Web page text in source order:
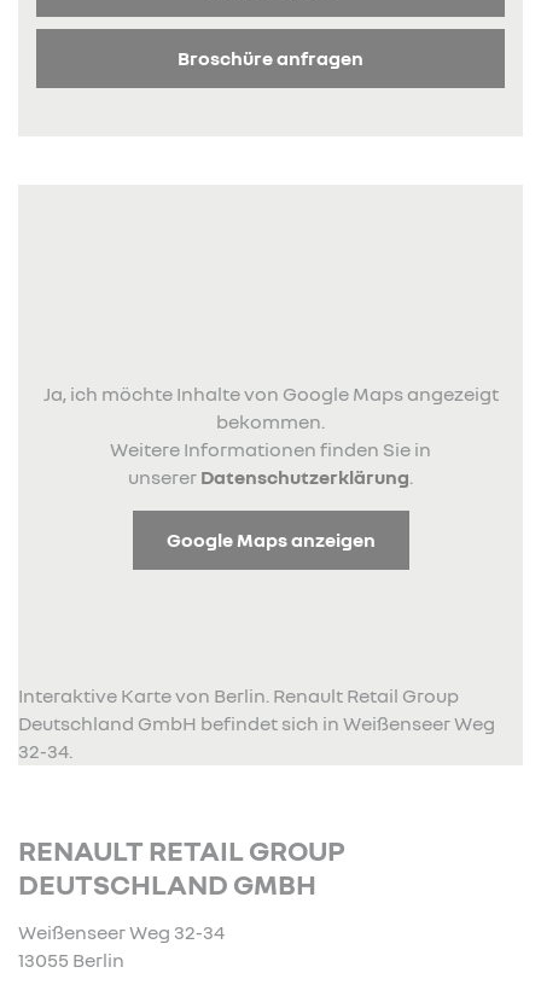
Broschüre anfragen
Ja, ich möchte Inhalte von Google Maps angezeigt
bekommen.
Weitere Informationen finden Sie in
unserer Datenschutzerklärung
Google Maps anzeigen
Interaktive Karte von Berlin. Renault Retail Group
Deutschland GmbH befindet sich in Weißenseer Weg
32-34.
RENAULT RETAIL GROUP
DEUTSCHLAND GMBH
Weißenseer Weg 32-34
13055 Berlin